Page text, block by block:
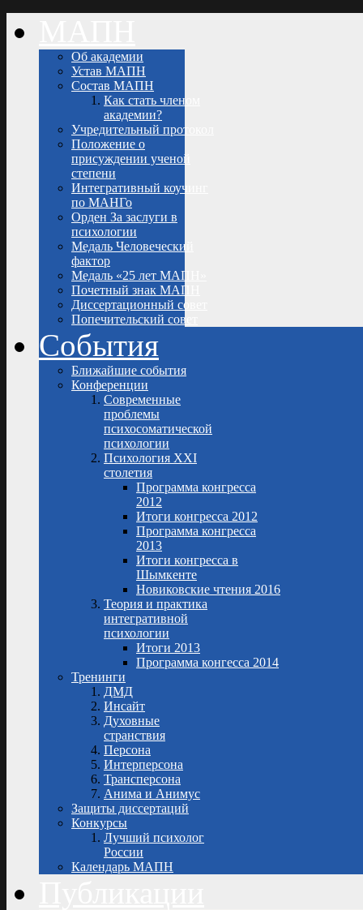
Об академии
Устав МАПН
Состав МАПН
Как стать членом
академии?
Учредительный протокол
Положение о
присуждении ученой
степени
Интегративный коучинг
по МАНГо
Орден За заслуги в
психологии
Медаль Человеческий
фактор
Медаль «25 лет МАПН»
Почетный знак МАПН
Диссертационный совет
Попечительский совет
События
Ближайшие события
Конференции
Современные
проблемы
психосоматической
психологии
Психология XXI
столетия
Программа конгресса
2012
Итоги конгресса 2012
Программа конгресса
2013
Итоги конгресса в
Шымкенте
Новиковские чтения 2016
Теория и практика
интегративной
психологии
Итоги 2013
Программа конгесса 2014
Тренинги
ДМД
Инсайт
Духовные
странствия
Персона
Интерперсона
Трансперсона
Анима и Анимус
Защиты диссертаций
Конкурсы
Лучший психолог
России
Календарь МАПН